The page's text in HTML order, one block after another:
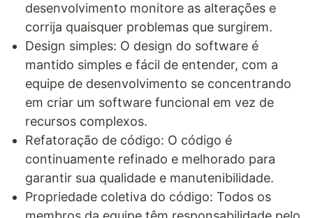
desenvolvimento monitore as alterações e
corrija quaisquer problemas que surgirem.
Design simples: O design do software é
mantido simples e fácil de entender, com a
equipe de desenvolvimento se concentrando
em criar um software funcional em vez de
recursos complexos.
Refatoração de código: O código é
continuamente refinado e melhorado para
garantir sua qualidade e manutenibilidade.
Propriedade coletiva do código: Todos os